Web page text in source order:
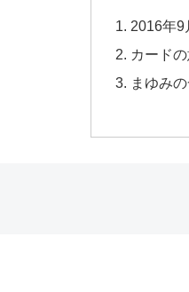
2016年9
カード
まゆみ